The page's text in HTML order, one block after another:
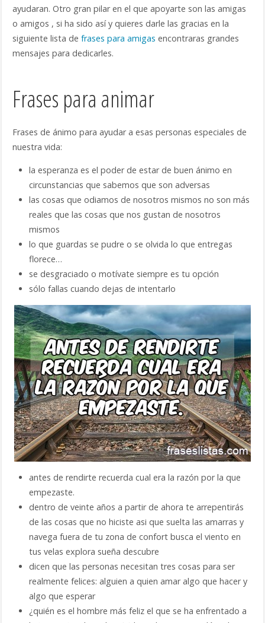
ayudaran. Otro gran pilar en el que apoyarte son las amigas
o amigos , si ha sido así y quieres darle las gracias en la
siguiente lista de frases para amigas encontraras grandes
mensajes para dedicarles.
Frases para animar
Frases de ánimo para ayudar a esas personas especiales de
nuestra vida:
la esperanza es el poder de estar de buen ánimo en
circunstancias que sabemos que son adversas
las cosas que odiamos de nosotros mismos no son más
reales que las cosas que nos gustan de nosotros
mismos
lo que guardas se pudre o se olvida lo que entregas
florece…
se desgraciado o motívate siempre es tu opción
sólo fallas cuando dejas de intentarlo
antes de rendirte recuerda cual era la razón por la que
empezaste.
dentro de veinte años a partir de ahora te arrepentirás
de las cosas que no hiciste asi que suelta las amarras y
navega fuera de tu zona de confort busca el viento en
tus velas explora sueña descubre
dicen que las personas necesitan tres cosas para ser
realmente felices: alguien a quien amar algo que hacer y
algo que esperar
¿quién es el hombre más feliz el que se ha enfrentado a